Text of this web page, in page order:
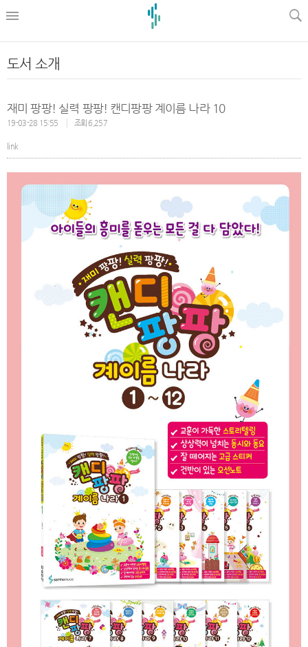
도서 소개
재미 팡팡! 실력 팡팡! 캔디팡팡 계이름 나라 10
19-03-28 15:55 조회 6,257
link